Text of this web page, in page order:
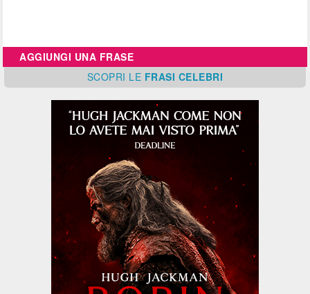
AGGIUNGI UNA FRASE
SCOPRI LE FRASI CELEBRI